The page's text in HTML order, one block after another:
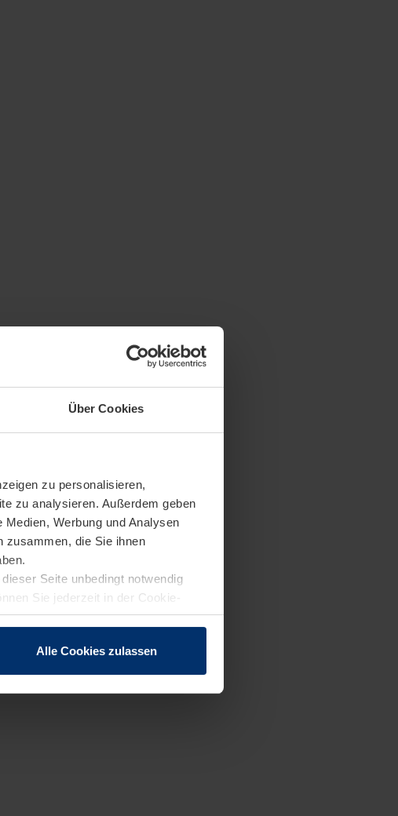
Über Cookies
zu personalisieren,
zu analysieren. Außerdem geben
Werbung und Analysen
zusammen, die Sie ihnen
Seite unbedingt notwendig
Sie jederzeit in der Cookie-
Alle Cookies zulassen